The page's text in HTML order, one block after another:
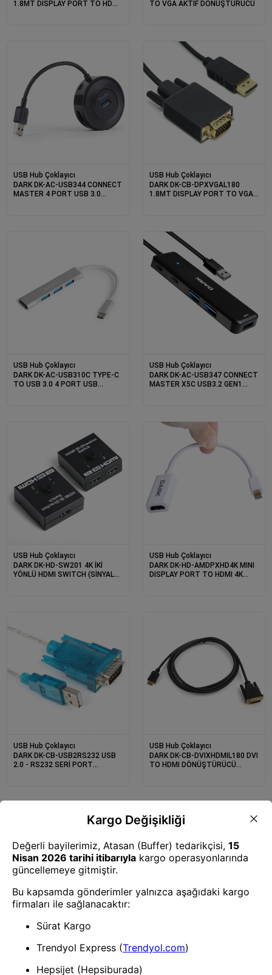
1.8MT DISPLAY PORT TO HDMI
TO VGA AKTİF DÖNÜŞTÜRÜCÜ
USB Hub Çoklayıcı
DARK DK-AC-USB344 CONNECT
MASTER 4 PORT USB 3.0
USB Hub Çoklayıcı
DARK DK-CB-DPXVGAL180
1.8MT DISPLAY PORT TO VGA
USB Hub Çoklayıcı
DARK DK-AC-USB310C TYPE-C
TO USB 3.0 4 PORT USB
USB Hub Çoklayıcı
DARK DK-AC-USB347 CONNECT
MASTER X5C USB3.2 GEN1
USB Hub Çoklayıcı
DARK DK-HD-SW201 4K İKİ
YÖNLÜ HDMI SWITCH (SİNYAL
USB Hub Çoklayıcı
DARK DK-HD-AMDPXHD4K MINI
DISPLAY PORT TO HDMI 4K
USB Hub Çoklayıcı
DARK DK-CB-USB2RS232 USB
2.0 - RS232 SERİ PORT
USB Hub Çoklayıcı
DARK DK-CB-DVIXHDMIL180 DVI
TO HDMI DÖNÜŞTÜRÜCÜ
DARK DK-CB-USB3MICROB 1MT
USB 3.0 MICRO B ŞARJ DATA
HDD KABLOSU
DARK DK-AC-U31X40 TYPE-C 8
IN 1 LAN, HDMI, USB/C,